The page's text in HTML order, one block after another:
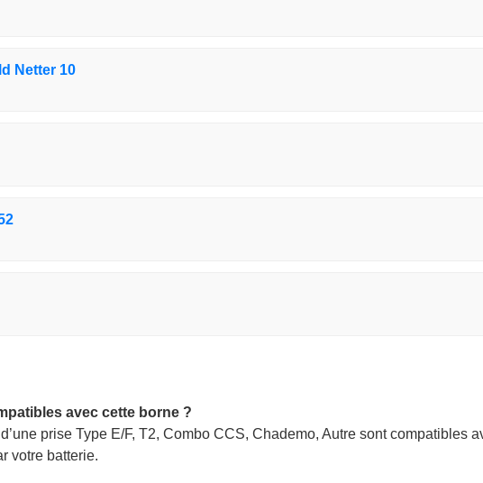
Netter 10
avec cette borne ?
prise Type E/F, T2, Combo CCS, Chademo, Autre sont compatibles
votre batterie.